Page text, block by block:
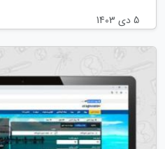
5 دی 1403